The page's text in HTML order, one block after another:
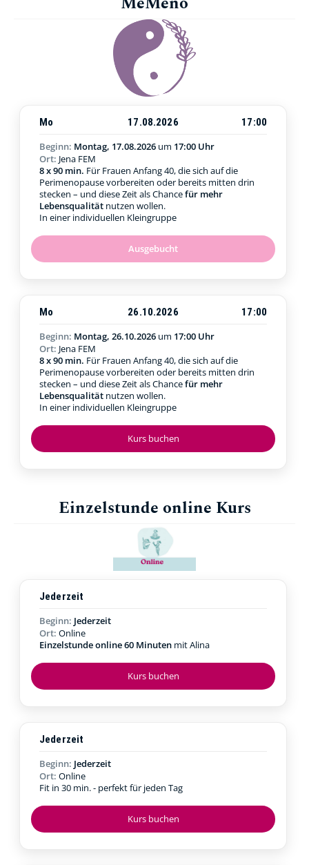
Ausgebucht
Mo 17.08.2026
17:00
Beginn: Montag, 17.08.2026 um 17:00 Uhr
Ort: Jena FEM
8 x 90 min. Für Frauen Anfang 40, die sich auf die
Perimenopause vorbereiten oder bereits mitten drin
stecken – und diese Zeit als Chancefür mehr
Lebensqualität nutzen wollen.
In einer individuellen Kleingruppe
Kurs buchen
Mo 26.10.2026
17:00
Beginn: Montag, 26.10.2026 um 17:00 Uhr
Ort: Jena FEM
8 x 90 min. Für Frauen Anfang 40, die sich auf die
Perimenopause vorbereiten oder bereits mitten drin
stecken – und diese Zeit als Chancefür mehr
Lebensqualität nutzen wollen.
In einer individuellen Kleingruppe
Einzelstunde online Kurs
Kurs buchen
Jederzeit
Beginn: Jederzeit
Ort: Online
Einzelstunde online 60 Minuten mit Alina
Kurs buchen
Jederzeit
Beginn: Jederzeit
Ort: Online
Fit in 30 min. - perfekt für jeden Tag